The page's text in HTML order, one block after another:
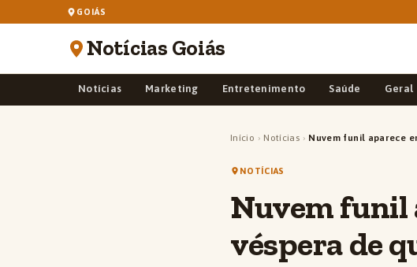
GOIÁS
Notícias Goiás
Notícias Marketing Entretenimento Saúde Geral
Início › Notícias › Nuvem funil aparece
NOTÍCIAS
Nuvem funil
véspera de